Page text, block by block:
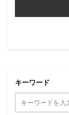
キーワード